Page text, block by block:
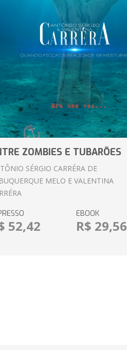
ZOMBIES E TUBARÕES
SÉRGIO CARRÉRA DE
MELO E VALENTINA
52,42
EBOOK
R$ 29,56